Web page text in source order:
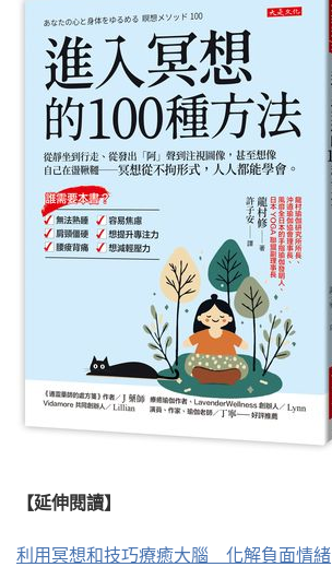
【延伸閱讀】
利用冥想和技巧療癒大腦 化解負面情緒